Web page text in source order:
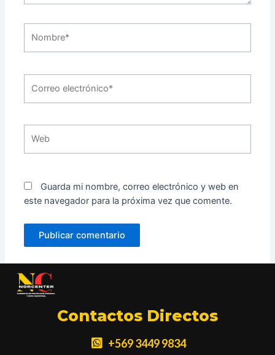
electrónico*
Guarda mi nombre, correo electrónico y web en
este navegador para la próxima vez que comente.
Contactos Directos
+569 3449 9834